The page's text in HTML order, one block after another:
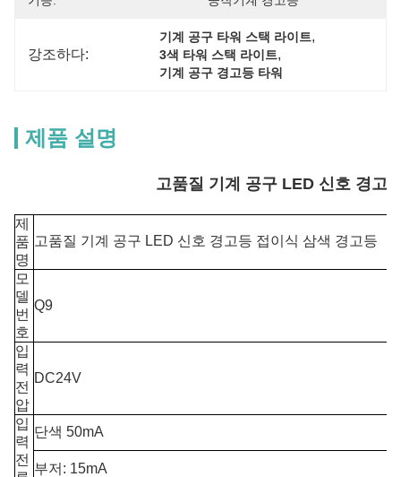
강조하다:
기계 공구 타워 스택 라이트,
3색 타워 스택 라이트,
기계 공구 경고등 타워
제품 설명
고품질 기계 공구 LED 신호 경고
제
품
명
고품질 기계 공구 LED 신호 경고등 접이식 삼색 경고등
모
델
번
호
Q9
입
력
전
압
DC24V
입
력
전
단색 50mA
부저: 15mA